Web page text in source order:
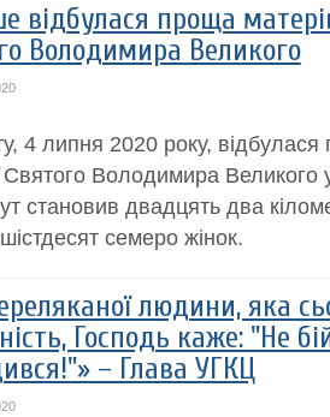
відбулася проща
Володимира Великого
4 липня 2020 року,
Святого Володимира Великого
становив двадцять два
семеро жінок.
людини, яка
Господь каже: "Не
– Глава УГКЦ